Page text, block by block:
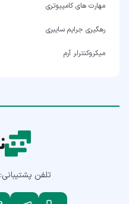
مهارت های کامپیوتری
رهگیری جرایم سایبری
میکروکنترلر آرم
تلفن پشتیبانی: